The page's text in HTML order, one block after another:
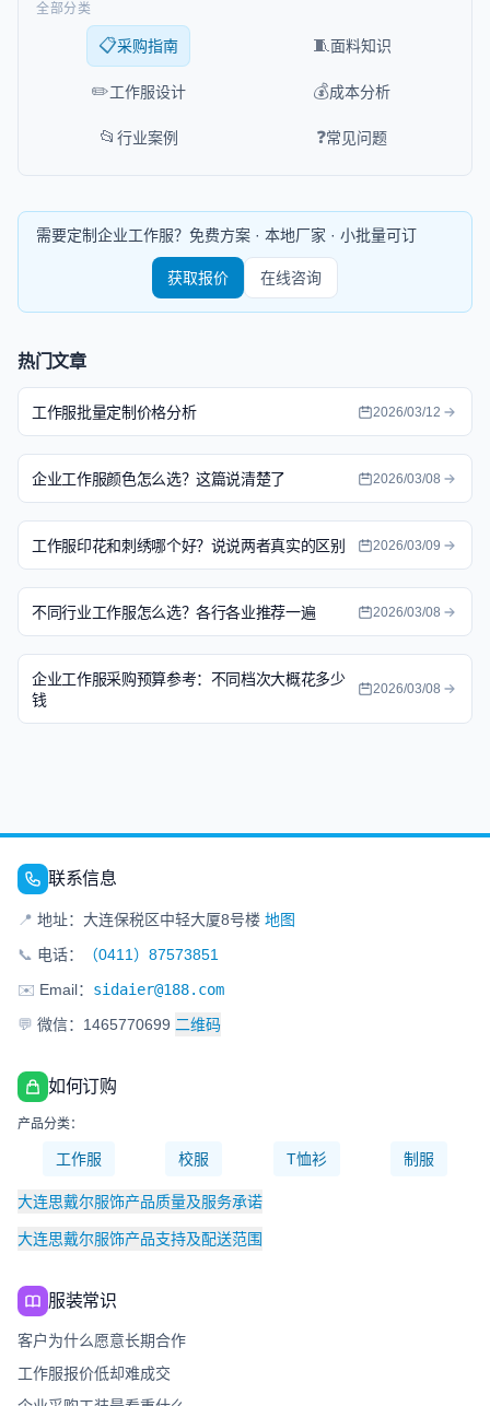
全部分类
📋采购指南 🧵面料知识
✏️工作服设计 💰成本分析
📂 行业案例 ❓常见问题
需要定制企业工作服？免费方案 · 本地厂家 · 小批量可订
获取报价 在线咨询
热门文章
工作服批量定制价格分析 2026/03/12
企业工作服颜色怎么选？这篇说清楚了 2026/03/08
工作服印花和刺绣哪个好？说说两者真实的区别 2026/03/09
不同行业工作服怎么选？各行各业推荐一遍 2026/03/08
企业工作服采购预算参考：不同档次大概花多少
钱
2026/03/08
联系信息
📍 地址：大连保税区中轻大厦8号楼 地图
📞 电话：
（0411）87573851
✉️ Email： sidaier@188.com
💬 微信：1465770699 二维码
如何订购
产品分类：
工作服 校服 T恤衫 制服
大连思戴尔服饰产品质量及服务承诺
大连思戴尔服饰产品支持及配送范围
服装常识
客户为什么愿意长期合作
工作服报价低却难成交